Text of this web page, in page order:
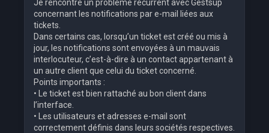
Je rencontre un problème récurrent avec Gestsup
concernant les notifications par e-mail liées aux
tickets.
Dans certains cas, lorsqu’un ticket est créé ou mis à
jour, les notifications sont envoyées à un mauvais
interlocuteur, c’est-à-dire à un contact appartenant à
un autre client que celui du ticket concerné.
Points importants :
• Le ticket est bien rattaché au bon client dans
l’interface.
• Les utilisateurs et adresses e-mail sont
correctement définis dans leurs sociétés respectives.